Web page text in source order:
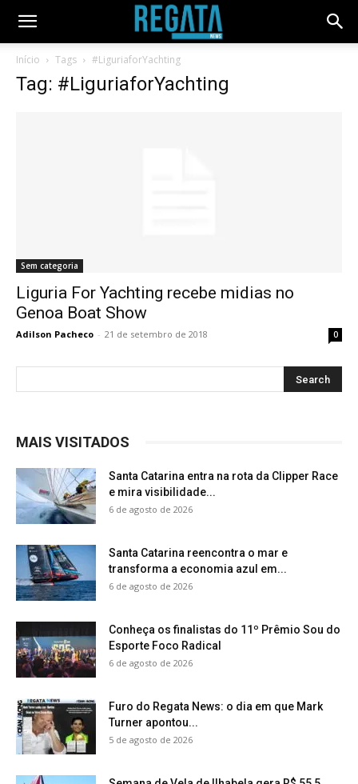
Início Tags #LiguriaforYachting
Tag: #LiguriaforYachting
Sem categoria
Liguria For Yachting recebe midias no
Genoa Boat Show
Adilson Pacheco - 21 de setembro de 2018 0
MAIS VISITADOS
Santa Catarina entra na rota da Clipper Race
e mira visibilidade...
6 de agosto de 2026
Santa Catarina reencontra o mar e
transforma a economia azul em...
6 de agosto de 2026
Conheça os finalistas do 11º Prêmio Sou do
Esporte Foco Radical
6 de agosto de 2026
Furo do Regata News: o dia em que Mark
Turner apontou...
5 de agosto de 2026